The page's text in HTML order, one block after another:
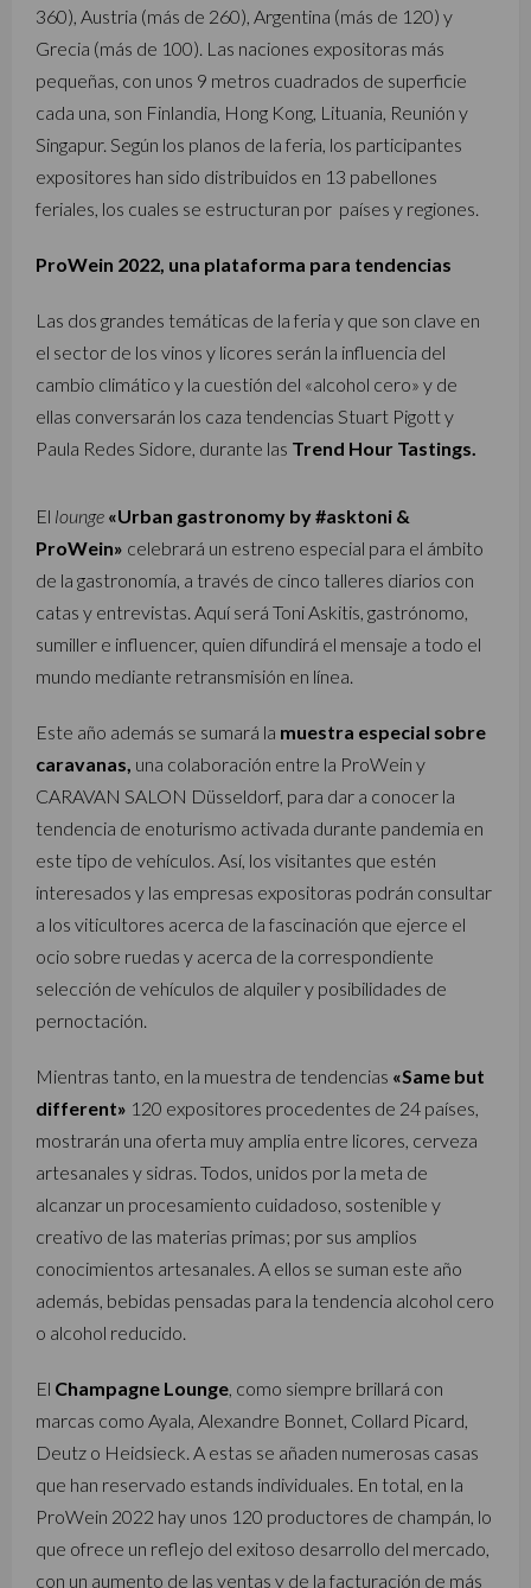
360), Austria (más de 260), Argentina (más de 120) y
Grecia (más de 100). Las naciones expositoras más
pequeñas, con unos 9 metros cuadrados de superficie
cada una, son Finlandia, Hong Kong, Lituania, Reunión y
Singapur. Según los planos de la feria, los participantes
expositores han sido distribuidos en 13 pabellones
feriales, los cuales se estructuran por países y regiones.
ProWein 2022, una plataforma para tendencias
Las dos grandes temáticas de la feria y que son clave en
el sector de los vinos y licores serán la influencia del
cambio climático y la cuestión del «alcohol cero» y de
ellas conversarán los caza tendencias Stuart Pigott y
Paula Redes Sidore, durante las Trend Hour Tastings.
El lounge «Urban gastronomy by #asktoni &
ProWein» celebrará un estreno especial para el ámbito
de la gastronomía, a través de cinco talleres diarios con
catas y entrevistas. Aquí será Toni Askitis, gastrónomo,
sumiller e influencer, quien difundirá el mensaje a todo el
mundo mediante retransmisión en línea.
Este año además se sumará la muestra especial sobre
caravanas, una colaboración entre la ProWein y
CARAVAN SALON Düsseldorf, para dar a conocer la
tendencia de enoturismo activada durante pandemia en
este tipo de vehículos. Así, los visitantes que estén
interesados y las empresas expositoras podrán consultar
a los viticultores acerca de la fascinación que ejerce el
ocio sobre ruedas y acerca de la correspondiente
selección de vehículos de alquiler y posibilidades de
pernoctación.
Mientras tanto, en la muestra de tendencias «Same but
different» 120 expositores procedentes de 24 países,
mostrarán una oferta muy amplia entre licores, cerveza
artesanales y sidras. Todos, unidos por la meta de
alcanzar un procesamiento cuidadoso, sostenible y
creativo de las materias primas; por sus amplios
conocimientos artesanales. A ellos se suman este año
además, bebidas pensadas para la tendencia alcohol cero
o alcohol reducido.
El Champagne Lounge , como siempre brillará con
marcas como Ayala, Alexandre Bonnet, Collard Picard,
Deutz o Heidsieck. A estas se añaden numerosas casas
que han reservado estands individuales. En total, en la
ProWein 2022 hay unos 120 productores de champán, lo
que ofrece un reflejo del exitoso desarrollo del mercado,
con un aumento de las ventas y de la facturación de más